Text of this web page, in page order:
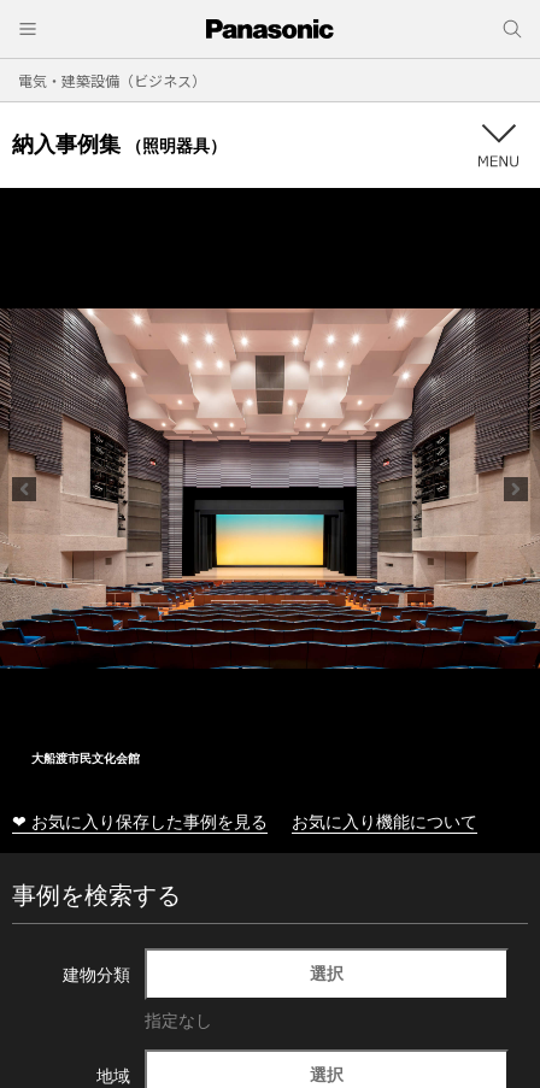
電気・建築設備（ビジネス）
納入事例集 （照明器具）
大船渡市民文化会館
❤ お気に入り保存した事例を見る お気に入り機能について
事例を検索する
建物分類 選択
指定なし
地域 選択